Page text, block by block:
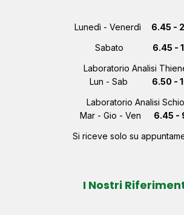
Lunedì - Venerdì
6.45 -
Sabato
6.45 -
Laboratorio Analisi
Lun - Sab
6.50 -
Laboratorio Analisi Schio
Mar - Gio - Ven
6.45 -
Si riceve solo su
I Nostri